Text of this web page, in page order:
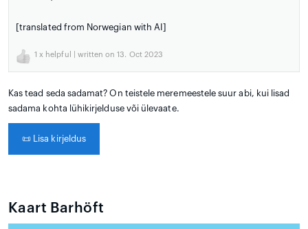
[translated from Norwegian with AI]
1 x helpful | written on 13. Oct 2023
Kas tead seda sadamat? On teistele meremeestele suur abi, kui lisad
sadama kohta lühikirjelduse või ülevaate.
📜 Lisa kirjeldus
Kaart Barhöft